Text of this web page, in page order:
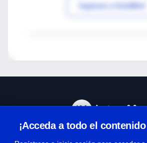
Ingresar a IntraMed
¡Acceda a todo el